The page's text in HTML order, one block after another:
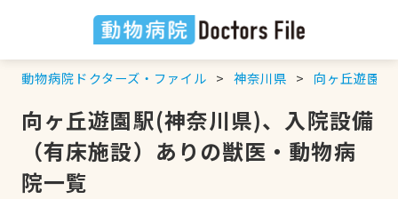
動物病院ドクターズ・ファイル 神奈川県 向ヶ丘遊園駅
向ヶ丘遊園駅(神奈川県)、入院設備
（有床施設）ありの獣医・動物病
院一覧